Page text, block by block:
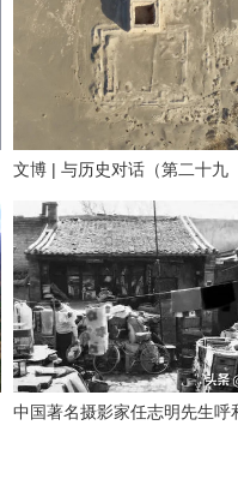
文博 | 与历史对话（第二十九
期）留住历史根脉 传承中华文
明——走进阿拉善
中国著名摄影家任志明先生呼